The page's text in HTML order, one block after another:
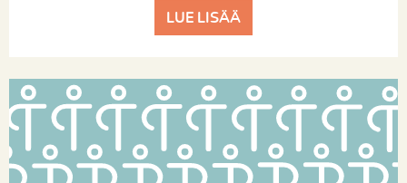
LUE LISÄÄ